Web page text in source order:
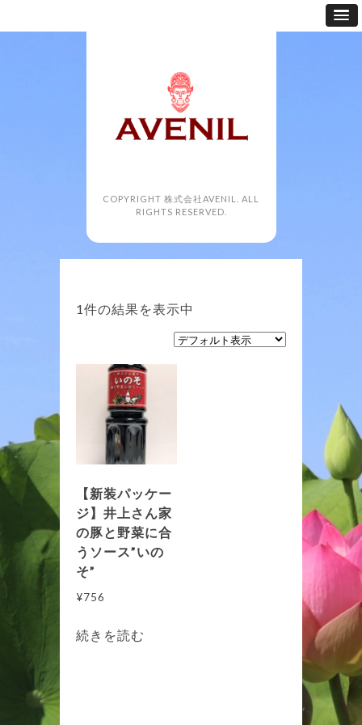
COPYRIGHT 株式会社AVENIL. ALL
RIGHTS RESERVED.
1件の結果を表示中
【新装パッケー
ジ】井上さん家
の豚と野菜に合
うソース”いの
そ”
¥756
続きを読む